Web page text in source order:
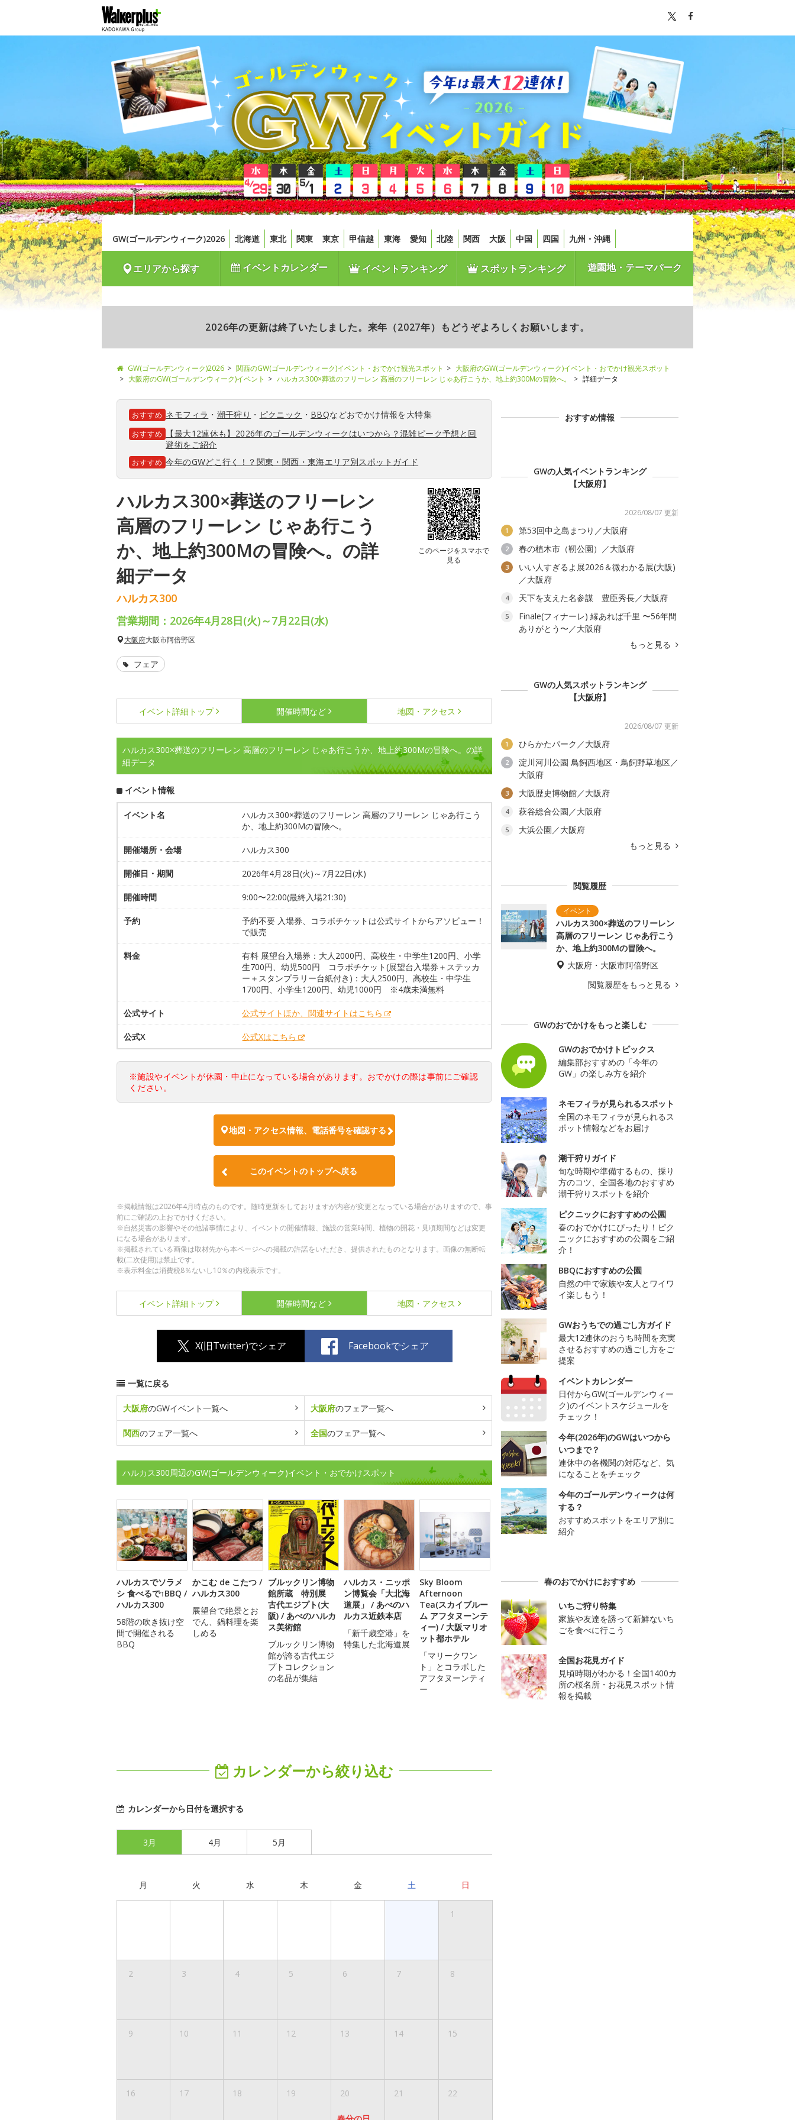
GW(ゴールデンウィーク)2026 北海道 東北 関東 東京 甲信越 東海 愛知 北陸 関西 大阪 中国 四国 九州・沖縄
エリアから探す イベントカレンダー イベントランキング スポットランキング 遊園地・テーマパーク
2026年の更新は終了いたしました。来年（2027年）もどうぞよろしくお願いします。
GW(ゴールデンウィーク)2026 関西のGW(ゴールデンウィーク)イベント・おでかけ観光スポット
大阪府のGW(ゴールデンウィーク)イベント・おでかけ観光スポット
大阪府のGW(ゴールデンウィーク)イベント
ハルカス300×葬送のフリーレン 高層のフリーレン じゃあ行こうか、地上約300Mの冒険へ。 詳細データ
おすすめ ネモフィラ ・ 潮干狩り ・ ピクニック ・ BBQなどおでかけ情報を大特集
おすすめ
【最大12連休も】2026年のゴールデンウィークはいつから？混雑ピーク予想と回
避術をご紹介
おすすめ 今年のGWどこ行く！？関東・関西・東海エリア別スポットガイド
ハルカス300×葬送のフリーレン
高層のフリーレン じゃあ行こう
か、地上約300Mの冒険へ。の詳
細データ
ハルカス300
このページをスマホで
見る
営業期間：2026年4月28日(火)～7月22日(水)
大阪府大阪市阿倍野区
フェア
イベント詳細 トップ 開催時間など 地図・アクセス
ハルカス300×葬送のフリーレン 高層のフリーレン じゃあ行こうか、地上約300Mの冒険へ。の詳
細データ
イベント情報
イベント名
ハルカス300×葬送のフリーレン 高層のフリーレン じゃあ行こう
か、地上約300Mの冒険へ。
開催場所・会場 ハルカス300
開催日・期間 2026年4月28日(火)～7月22日(水)
開催時間 9:00〜22:00(最終入場21:30)
予約
予約不要 入場券、コラボチケットは公式サイトからアソビュー！
で販売
料金
有料 展望台入場券：大人2000円、高校生・中学生1200円、小学
生700円、幼児500円 コラボチケット(展望台入場券＋ステッカ
ー＋スタンプラリー台紙付き)：大人2500円、高校生・中学生
1700円、小学生1200円、幼児1000円 ※4歳未満無料
公式サイト 公式サイトほか、関連サイトはこちら
公式X 公式Xはこちら
※施設やイベントが休園・中止になっている場合があります。おでかけの際は事前にご確認
ください。
地図・アクセス情報、電話番号を確認する
このイベントのトップへ戻る
※掲載情報は2026年4月時点のものです。随時更新をしておりますが内容が変更となっている場合がありますので、事
前にご確認の上おでかけください。
※自然災害の影響やその他諸事情により、イベントの開催情報、施設の営業時間、植物の開花・見頃期間などは変更
になる場合があります。
※掲載されている画像は取材先から本ページへの掲載の許諾をいただき、提供されたものとなります。画像の無断転
載(二次使用)は禁止です。
※表示料金は消費税8％ないし10％の内税表示です。
イベント詳細 トップ 開催時間など 地図・アクセス
X(旧Twitter)でシェア Facebookでシェア
一覧に戻る
大阪府のGWイベント一覧へ 大阪府のフェア一覧へ
関西のフェア一覧へ 全国のフェア一覧へ
ハルカス300周辺のGW(ゴールデンウィーク)イベント・おでかけスポット
ハルカスでソラメ
シ 食べるで↑BBQ /
ハルカス300
58階の吹き抜け空
間で開催される
BBQ
かこむ de こたつ /
ハルカス300
展望台で絶景とお
でん、鍋料理を楽
しめる
ブルックリン博物
館所蔵 特別展
古代エジプト(大
阪) / あべのハルカ
ス美術館
ブルックリン博物
館が誇る古代エジ
プトコレクション
の名品が集結
ハルカス・ニッポ
ン博覧会「大北海
道展」 / あべのハ
ルカス近鉄本店
「新千歳空港」を
特集した北海道展
Sky Bloom
Afternoon
Tea(スカイブルー
ム アフタヌーンテ
ィー) / 大阪マリオ
ット都ホテル
「マリークワン
ト」とコラボした
アフタヌーンティ
ー
カレンダーから絞り込む
カレンダーから日付を選択する
3月 4月 5月
月 火 水 木 金 土 日
1
2 3 4 5 6 7 8
9 10 11 12 13 14 15
16 17 18 19 20 21 22
おすすめ情報
GWの人気イベントランキング
【大阪府】
2026/08/07 更新
1 第53回中之島まつり／大阪府
2 春の植木市（靭公園）／大阪府
3
いい人すぎるよ展2026＆微わかる展(大阪)
／大阪府
4 天下を支えた名参謀 豊臣秀長／大阪府
5
Finale(フィナーレ) 縁あれば千里 〜56年間
ありがとう〜／大阪府
もっと見る
GWの人気スポットランキング
【大阪府】
2026/08/07 更新
1 ひらかたパーク／大阪府
2
淀川河川公園 鳥飼西地区・鳥飼野草地区／
大阪府
3 大阪歴史博物館／大阪府
4 萩谷総合公園／大阪府
5
大浜公園／大阪府
もっと見る
閲覧履歴
ハルカス300×葬送のフリーレン
高層のフリーレン じゃあ行こう
か、地上約300Mの冒険へ。
大阪府・大阪市阿倍野区
閲覧履歴をもっと見る
GWのおでかけをもっと楽しむ
GWのおでかけトピックス
編集部おすすめの「今年の
GW」の楽しみ方を紹介
ネモフィラが見られるスポット
全国のネモフィラが見られるス
ポット情報などをお届け
潮干狩りガイド
旬な時期や準備するもの、採り
方のコツ、全国各地のおすすめ
潮干狩りスポットを紹介
ピクニックにおすすめの公園
春のおでかけにぴったり！ピク
ニックにおすすめの公園をご紹
介！
BBQにおすすめの公園
自然の中で家族や友人とワイワ
イ楽しもう！
GWおうちでの過ごし方ガイド
最大12連休のおうち時間を充実
させるおすすめの過ごし方をご
提案
イベントカレンダー
日付からGW(ゴールデンウィー
ク)のイベントスケジュールを
チェック！
今年(2026年)のGWはいつから
いつまで？
連休中の各機関の対応など、気
になることをチェック
今年のゴールデンウィークは何
する？
おすすめスポットをエリア別に
紹介
春のおでかけにおすすめ
いちご狩り特集
家族や友達を誘って新鮮ないち
ごを食べに行こう
全国お花見ガイド
見頃時期がわかる！全国1400カ
所の桜名所・お花見スポット情
報を掲載